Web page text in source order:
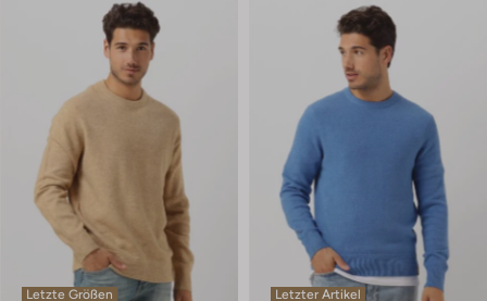
Letzte Größen
Letzter Artikel